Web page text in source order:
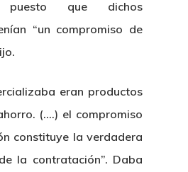
puesto que dichos
“un compromiso de
eran productos
(….) el compromiso
constituye la verdadera
la contratación”. Daba